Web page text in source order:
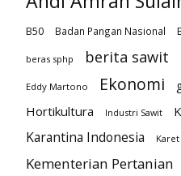
B50 Badan Pangan Nasional
beras sphp berita sawit
Eddy Martono Ekonomi
Hortikultura Industri Sawit
Karantina Indonesia Karet
Kementerian Pertanian